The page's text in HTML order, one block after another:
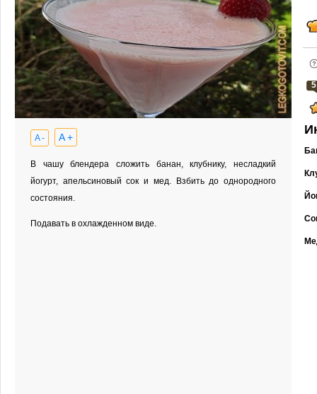
A - A +
В чашу блендера сложить банан, клубнику, несладкий
йогурт, апельсиновый сок и мед. Взбить до однородного
состояния.
Подавать в охлажденном виде.
5